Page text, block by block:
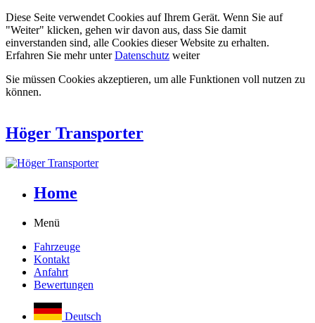
Diese Seite verwendet Cookies auf Ihrem Gerät. Wenn Sie auf
"Weiter" klicken, gehen wir davon aus, dass Sie damit
einverstanden sind, alle Cookies dieser Website zu erhalten.
Erfahren Sie mehr unterDatenschutz weiter
Sie müssen Cookies akzeptieren, um alle Funktionen voll nutzen zu
können.
Höger Transporter
Home
Menü
Fahrzeuge
Kontakt
Anfahrt
Bewertungen
Deutsch